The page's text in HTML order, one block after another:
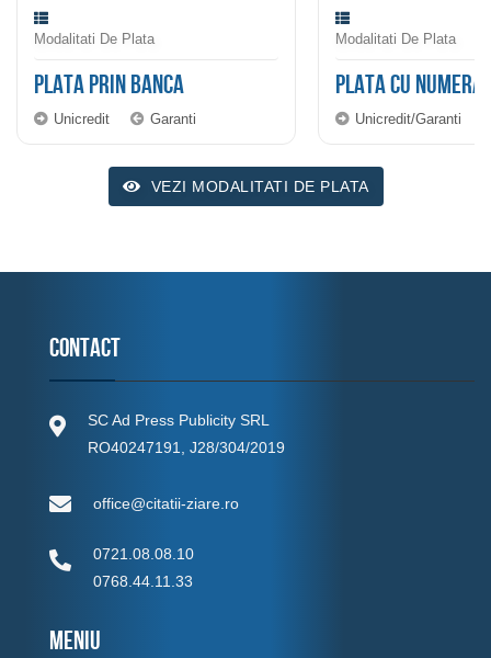
Modalitati De Plata
PLATA PRIN BANCA
Unicredit Garanti
Modalitati De Plata
PLATA CU
Unicredit/Garanti
VEZI MODALITATI DE PLATA
Contact
SC Ad Press Publicity SRL
RO40247191, J28/304/2019
office@citatii-ziare.ro
0721.08.08.10
0768.44.11.33
MENIU